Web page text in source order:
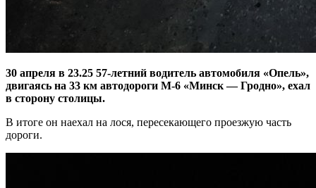
30 апреля в 23.25 57-летний водитель автомобиля «Опель»,
двигаясь на 33 км автодороги М-6 «Минск — Гродно», ехал
в сторону столицы.
В итоге он наехал на лося, пересекающего проезжую часть
дороги.